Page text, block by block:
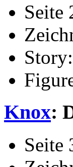
Seite
Story:
Knox:
Seite